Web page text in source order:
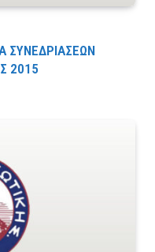
ΣΥΝΕΔΡΙΑΣΕΩΝ
2015